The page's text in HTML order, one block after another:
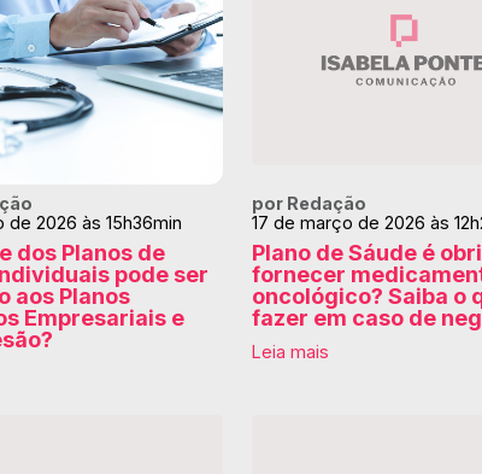
de 2026 às 15h36min
dos Planos de
pode ser
aos Planos
Empresariais e
por Redação
17 de março de 2026 às
Plano de Sáude é
fornecer
oncológico? Saiba o
fazer em caso de
Leia mais